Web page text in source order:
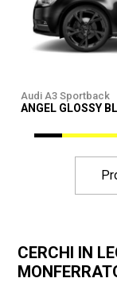
Audi A3 Sportback
ANGEL GLOSSY
CERCHI IN